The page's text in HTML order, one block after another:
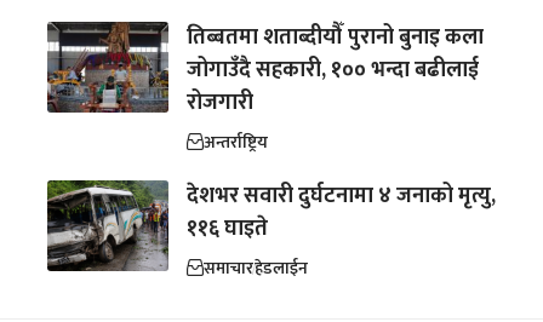
तिब्बतमा शताब्दीयौँ पुरानो बुनाइ कला
जोगाउँदै सहकारी, १०० भन्दा बढीलाई
रोजगारी
अन्तर्राष्ट्रिय
देशभर सवारी दुर्घटनामा ४ जनाको मृत्यु,
११६ घाइते
समाचारहेडलाईन